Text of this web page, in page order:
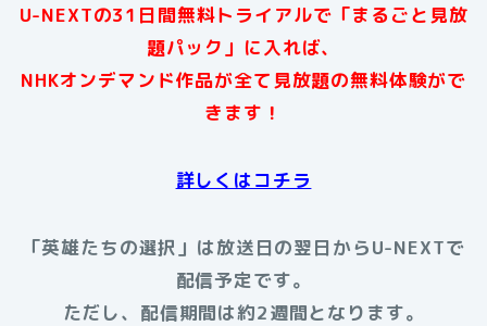
U-NEXTの31日間無料トライアルで「まるごと見放
題パック」に入れば、
NHKオンデマンド作品が全て見放題の無料体験がで
きます！
詳しくはコチラ
「英雄たちの選択」は放送日の翌日からU-NEXTで
配信予定です。
ただし、配信期間は約2週間となります。